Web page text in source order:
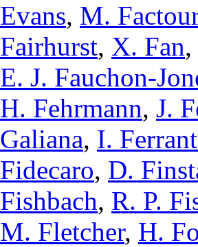
Evans, M.
Fairhurst, X. Fan,
E. J. Fauchon-
H. Fehrmann, J.
Galiana, I.
Fidecaro, D.
Fishbach, R. P.
M. Fletcher, H.